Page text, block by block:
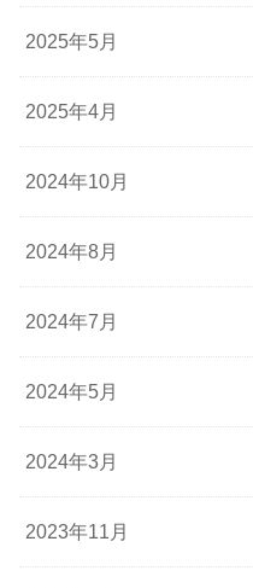
2025年5月
2025年4月
2024年10月
2024年8月
2024年7月
2024年5月
2024年3月
2023年11月